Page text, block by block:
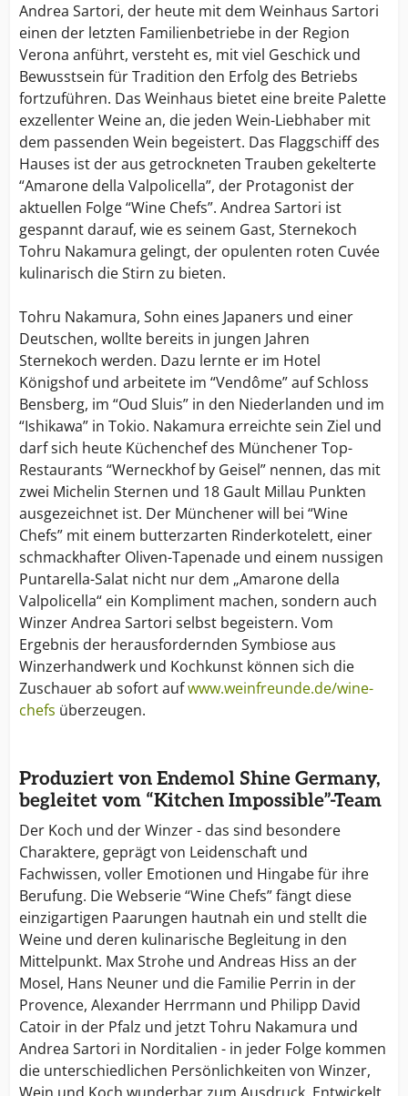
Andrea Sartori, der heute mit dem Weinhaus Sartori
einen der letzten Familienbetriebe in der Region
Verona anführt, versteht es, mit viel Geschick und
Bewusstsein für Tradition den Erfolg des Betriebs
fortzuführen. Das Weinhaus bietet eine breite Palette
exzellenter Weine an, die jeden Wein-Liebhaber mit
dem passenden Wein begeistert. Das Flaggschiff des
Hauses ist der aus getrockneten Trauben gekelterte
“Amarone della Valpolicella”, der Protagonist der
aktuellen Folge “Wine Chefs”. Andrea Sartori ist
gespannt darauf, wie es seinem Gast, Sternekoch
Tohru Nakamura gelingt, der opulenten roten Cuvée
kulinarisch die Stirn zu bieten.
Tohru Nakamura, Sohn eines Japaners und einer
Deutschen, wollte bereits in jungen Jahren
Sternekoch werden. Dazu lernte er im Hotel
Königshof und arbeitete im “Vendôme” auf Schloss
Bensberg, im “Oud Sluis” in den Niederlanden und im
“Ishikawa” in Tokio. Nakamura erreichte sein Ziel und
darf sich heute Küchenchef des Münchener Top-
Restaurants “Werneckhof by Geisel” nennen, das mit
zwei Michelin Sternen und 18 Gault Millau Punkten
ausgezeichnet ist. Der Münchener will bei “Wine
Chefs” mit einem butterzarten Rinderkotelett, einer
schmackhafter Oliven-Tapenade und einem nussigen
Puntarella-Salat nicht nur dem „Amarone della
Valpolicella“ ein Kompliment machen, sondern auch
Winzer Andrea Sartori selbst begeistern. Vom
Ergebnis der herausfordernden Symbiose aus
Winzerhandwerk und Kochkunst können sich die
Zuschauer ab sofort aufwww.weinfreunde.de/wine-
chefs überzeugen.
Produziert von Endemol Shine Germany,
begleitet vom “Kitchen Impossible”-Team
Der Koch und der Winzer - das sind besondere
Charaktere, geprägt von Leidenschaft und
Fachwissen, voller Emotionen und Hingabe für ihre
Berufung. Die Webserie “Wine Chefs” fängt diese
einzigartigen Paarungen hautnah ein und stellt die
Weine und deren kulinarische Begleitung in den
Mittelpunkt. Max Strohe und Andreas Hiss an der
Mosel, Hans Neuner und die Familie Perrin in der
Provence, Alexander Herrmann und Philipp David
Catoir in der Pfalz und jetzt Tohru Nakamura und
Andrea Sartori in Norditalien - in jeder Folge kommen
die unterschiedlichen Persönlichkeiten von Winzer,